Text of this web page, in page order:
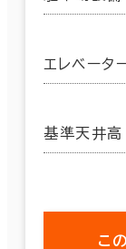
エレベータ
基準天井高
こ